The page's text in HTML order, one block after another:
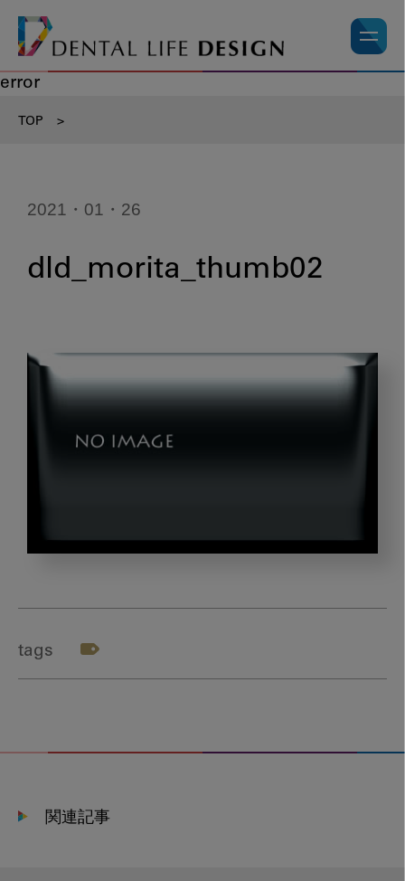
error
TOP >
2021・01・26
dld_morita_thumb02
tags
関連記事